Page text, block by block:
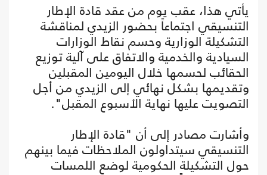
يأتي هذا، عقب يوم من عقد قادة الإطار
التنسيقي اجتماعاً بحضور الزيدي لمناقشة
التشكيلة الوزارية وحسم نقاط الوزارات
السيادية والخدمية والاتفاق على آلية توزيع
الحقائب لحسمها خلال اليومين المقبلين
وتقديمها بشكل نهائي إلى الزيدي من أجل
التصويت عليها نهاية الأسبوع المقبل".
وأشارت مصادر إلى أن "قادة الإطار
التنسيقي سيتداولون الملاحظات فيما بينهم
حول التشكيلة الحكومية لوضع اللمسات